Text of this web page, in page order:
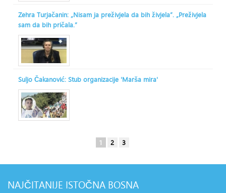
Zehra Turjačanin: „Nisam ja preživjela da bih živjela“. „Preživjela
sam da bih pričala.“
Suljo Čakanović: Stub organizacije 'Marša mira'
1 2 3
NAJČITANIJE ISTOČNA BOSNA